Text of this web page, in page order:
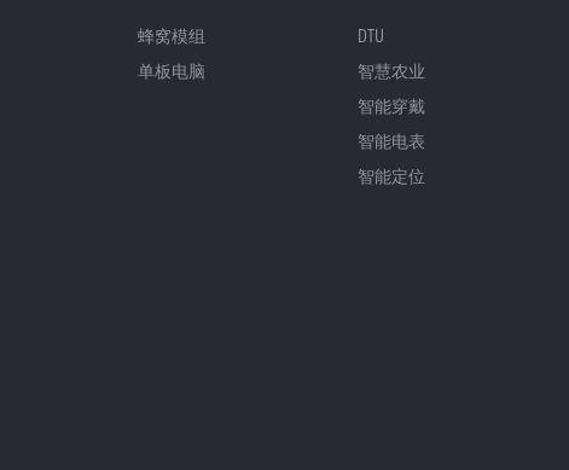
蜂窝模组
单板电脑
DTU
智慧农业
智能穿戴
智能电表
智能定位